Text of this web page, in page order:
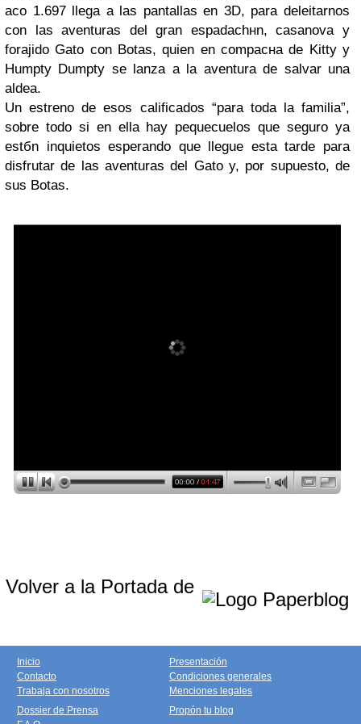
aсo 1.697 llega a las pantallas en 3D, para deleitarnos
con las aventuras del gran espadachнn, casanova y
forajido Gato con Botas, quien en compaснa de Kitty y
Humpty Dumpty se lanza a la aventura de salvar una
aldea.
Un estreno de esos calificados “para toda la familia”,
sobre todo si en ella hay pequeсuelos que seguro ya
estбn inquietos esperando que llegue esta tarde para
disfrutar de las aventuras del Gato y, por supuesto, de
sus Botas.
Volver a la Portada de
Inicio
Contacto
Trabaja con nosotros
Presentación
Condiciones generales
Menciones legales
Dossier de Prensa
Propón tu blog